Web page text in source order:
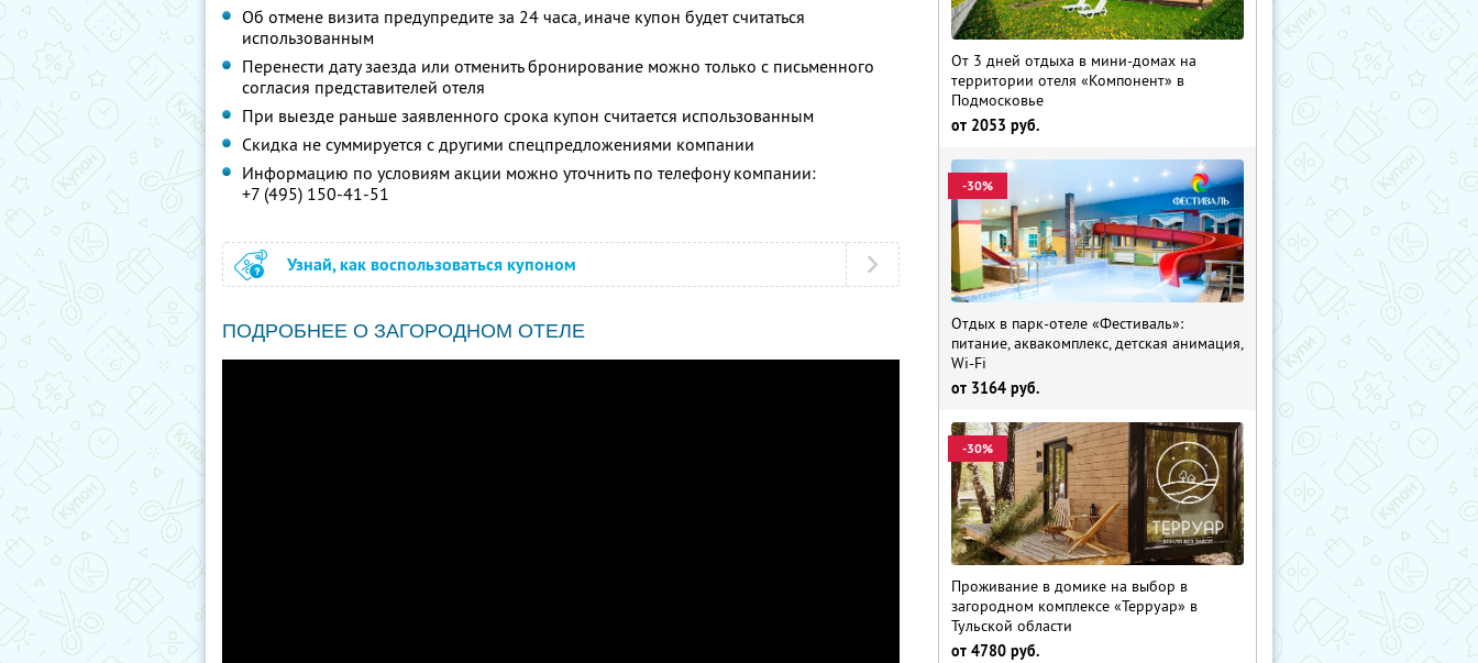
Об отмене визита предупредите за 24 часа, иначе купон будет считаться
использованным
Перенести дату заезда или отменить бронирование можно только с письменного
согласия представителей отеля
При выезде раньше заявленного срока купон считается использованным
Скидка не суммируется с другими спецпредложениями компании
Информацию по условиям акции можно уточнить по телефону компании:
+7 (495) 150-41-51
Узнай, как воспользоваться купоном
ПОДРОБНЕЕ О ЗАГОРОДНОМ ОТЕЛЕ
От 3 дней отдыха в мини-домах на
территории отеля «Компонент» в
Подмосковье
от 2053 руб.
-30%
Отдых в парк-отеле «Фестиваль»:
питание, аквакомплекс, детская анимация,
Wi-Fi
от 3164 руб.
-30%
Проживание в домике на выбор в
загородном комплексе «Терруар» в
Тульской области
от 4780 руб.